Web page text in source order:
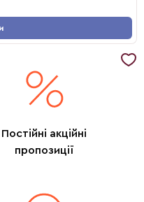
Постійні акційні
пропозиції